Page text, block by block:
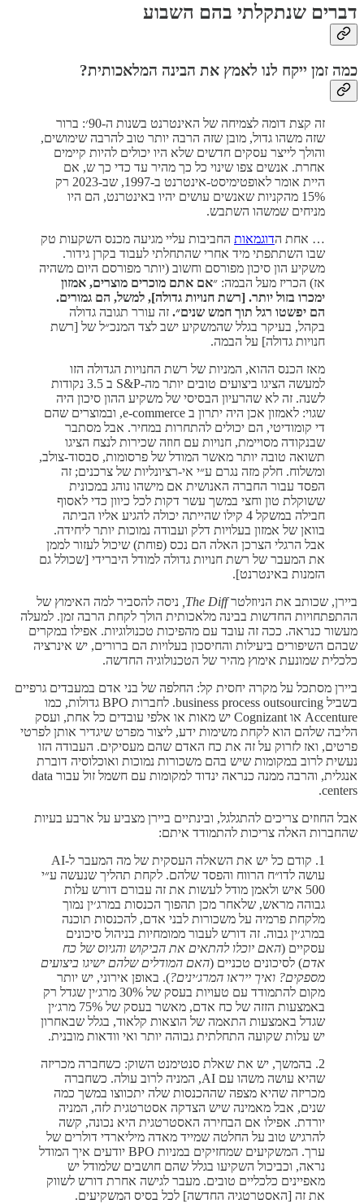
דברים שנתקלתי בהם השבוע
כמה זמן ייקח לנו לאמץ את הבינה המלאכותית?
זה קצת דומה לצמיחה של האינטרנט בשנות ה-90׳: ברור
שזה משהו גדול, מובן שזה הרבה יותר טוב להרבה שימושים,
והולך לייצר עסקים חדשים שלא היו יכולים להיות קיימים
אחרת. אנשים צפו שינוי כל כך מהיר עד כדי כך ש, אם
היית אומר לאופטימיסט-אינטרנט ב-1997, שב-2023 רק
15% מהקניות שאנשים עושים יהיו באינטרנט, הם היו
מניחים שמשהו השתבש.
… אחת הדוגמאות החביבות עליי מגיעה מכנס השקעות טק
שבו השתתפתי מיד אחרי שהתחלתי לעבוד בקרן גידור.
משקיע הון סיכון מפורסם וחשוב (יותר מפורסם היום משהיה
אז) הכריז מעל הבמה: ״אם אתם מוכרים מוצרים, אמזון
ימכרו בזול יותר. [רשת חנויות גדולה], למשל, הם גמורים.
הם יפשטו רגל תוך חמש שנים״. זה עורר תגובה גדולה
בקהל, בעיקר בגלל שהמשקיע ישב לצד המנכ״ל של [רשת
חנויות גדולה] על הבמה.
מאז הכנס ההוא, המניות של רשת החנויות הגדולה הזו
למעשה הציגו ביצועים טובים יותר מה-S&P ב 3.5 נקודות
לשנה. זה לא שהרעיון הבסיסי של משקיע ההון סיכון היה
שגוי: לאמזון אכן היה יתרון ב e-commerce, ובמוצרים שהם
די קומודיטי, הם יכולים להתחרות במחיר. אבל מסתבר
שבנקודה מסויימת, חנויות עם חוזה שכירות לנצח הציגו
תשואה טובה יותר מאשר המודל של פרסומות, סבסוד-צולב,
ומשלוח. חלק מזה נגרם ע״י אי-רציונליות של צרכנים; זה
הפסד עבור החברה האנושית אם מישהו נוהג במכונית
ששוקלת טון וחצי במשך עשר דקות לכל כיוון כדי לאסוף
חבילה במשקל 4 קילו שהייתה יכולה להגיע אליו הביתה
בוואן של אמזון בעלויות דלק ועבודה נמוכות יותר ליחידה.
אבל הרגלי הצרכן האלה הם נכס (פוחת) שיכול לעזור לממן
את המעבר של רשת חנויות גדולה למודל היברידי [שכולל גם
הזמנות באינטרנט].
ביירן, שכותב את הניוזלטרThe Diff, ניסה להסביר למה האימוץ של
ההתפתחויות החדשות בבינה מלאכותית הולך לקחת הרבה זמן. למעלה
מעשור כנראה. ככה זה עובד עם מהפיכות טכנולוגיות. אפילו במקרים
שבהם השיפורים ביעילות והחיסכון בעלויות הם ברורים, יש אינרציה
כלכלית שמונעת אימוץ מהיר של הטכנולוגיה החדשה.
ביירן מסתכל על מקרה יחסית קל: החלפה של בני אדם במעבדים גרפיים
בשביל business process outsourcing. לחברות BPO גדולות, כמו
Accenture או Cognizant יש מאות או אלפי עובדים כל אחת, ועסק
הליבה שלהם הוא לקחת משימות ידע, ליצור מפרט שיגדיר אותן לפרטי
פרטים, ואז לזרוק על זה את כח האדם שהם מעסיקים. העבודה הזו
נעשית לרוב במקומות שיש בהם משכורות נמוכות ואוכלוסיה דוברת
אנגלית, והרבה ממנה כנראה ינדוד למקומות עם חשמל זול עבור data
centers.
אבל החוזים צריכים להתגלגל, ובינתיים ביירן מצביע על ארבע בעיות
שהחברות האלה צריכות להתמודד איתם:
1. קודם כל יש את השאלה העסקית של מה המעבר ל-AI
עושה לדו״ח הרווח והפסד שלהם. לקחת תהליך שנעשה ע״י
500 איש ולאמן מודל לעשות את זה עבורם דורש עלות
גבוהה מראש, שלאחר מכן תהפוך הכנסות במרג׳ין נמוך
מלקחת פרמיה על משכורות לבני אדם, להכנסות תוכנה
במרג׳ין גבוה. זה דורש לעבור ממומחיות בניהול סיכונים
עסקיים (האם יוכלו להתאים את הביקוש והגיוס של כח
אדם) לסיכונים טכניים (האם המודלים שלהם ישיגו ביצועים
מספקים? ואיך ייראו המרג׳ינים?). באופן אירוני, יש יותר
מקום להתמודד עם טעויות בעסק של 30% מרג׳ין שגדל רק
באמצעות הזזה של כח אדם, מאשר בעסק של 75% מרג׳ין
שגדל באמצעות התאמה של הוצאות קלאוד, בגלל שבאחרון
יש עלות שקועה התחלתית גבוהה יותר ואי וודאות מובנית.
2. בהמשך, יש את שאלת סנטימנט השוק: כשחברה מכריזה
שהיא עושה משהו עם AI, המניה לרוב עולה. כשחברה
מכריזה שהיא מצפה שההכנסות שלה יתכווצו במשך כמה
שנים, אבל מאמינה שיש הצדקה אסטרטגית לזה, המניה
יורדת. אפילו אם הבחירה האסטרטגית היא נכונה, קשה
להרגיש טוב על החלטה שמייד מאדה מיליארדי דולרים של
ערך. המשקיעים שמחזיקים במניות BPO יודעים איך המודל
נראה, וכביכול השקיעו בגלל שהם חושבים שלמודל יש
מאפיינים כלכליים טובים. מעבר לגישה אחרת דורש לשווק
את זה [האסטרטגיה החדשה] לכל בסיס המשקיעים.